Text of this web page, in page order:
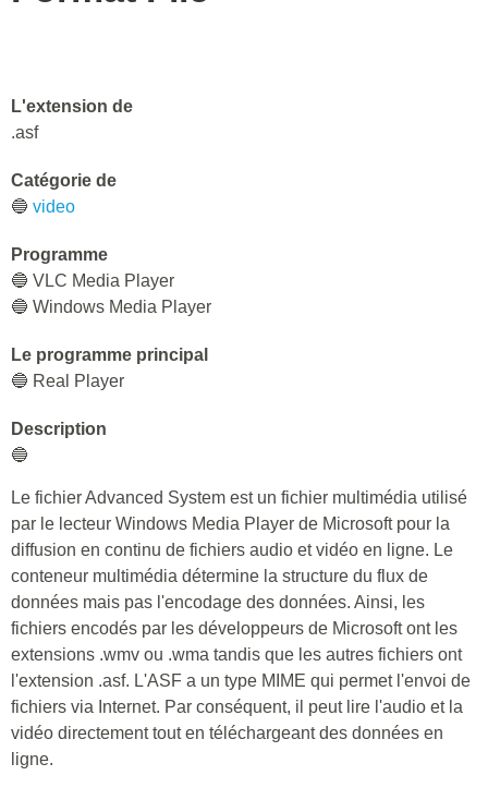
L'extension de
.asf
Catégorie de
🔵 video
Programme
🔵 VLC Media Player
🔵 Windows Media Player
Le programme principal
🔵 Real Player
Description
🔵
Le fichier Advanced System est un fichier multimédia utilisé
par le lecteur Windows Media Player de Microsoft pour la
diffusion en continu de fichiers audio et vidéo en ligne. Le
conteneur multimédia détermine la structure du flux de
données mais pas l'encodage des données. Ainsi, les
fichiers encodés par les développeurs de Microsoft ont les
extensions .wmv ou .wma tandis que les autres fichiers ont
l'extension .asf. L'ASF a un type MIME qui permet l'envoi de
fichiers via Internet. Par conséquent, il peut lire l'audio et la
vidéo directement tout en téléchargeant des données en
ligne.